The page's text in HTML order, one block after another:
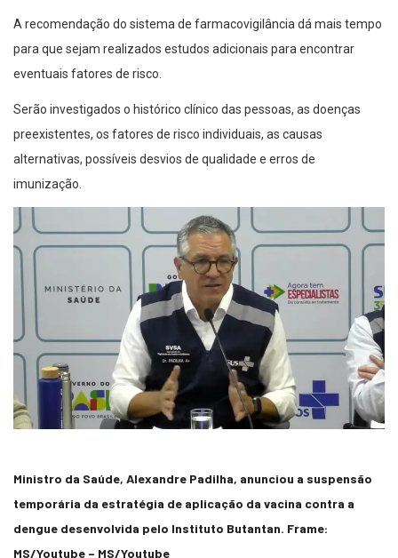
A recomendação do sistema de farmacovigilância dá mais tempo
para que sejam realizados estudos adicionais para encontrar
eventuais fatores de risco.
Serão investigados o histórico clínico das pessoas, as doenças
preexistentes, os fatores de risco individuais, as causas
alternativas, possíveis desvios de qualidade e erros de
imunização.
Ministro da Saúde, Alexandre Padilha, anunciou a suspensão
temporária da estratégia de aplicação da vacina contra a
dengue desenvolvida pelo Instituto Butantan. Frame:
MS/Youtube – MS/Youtube